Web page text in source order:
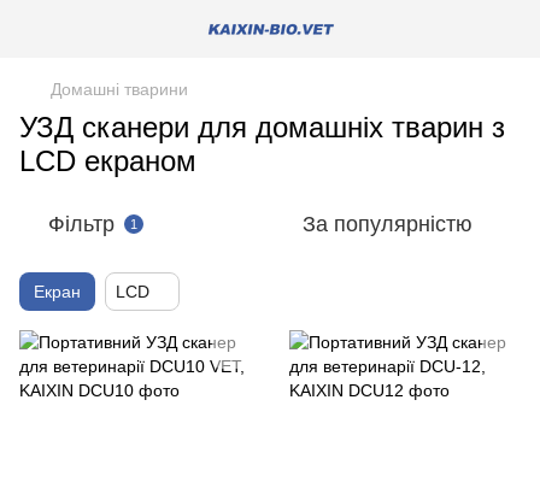
Домашні тварини
УЗД сканери для домашніх тварин з
LCD екраном
Фільтр 1 За популярністю
Екран LCD